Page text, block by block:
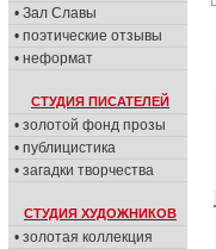
• Зал Славы
• поэтические отзывы
• неформат
СТУДИЯ ПИСАТЕЛЕЙ
• золотой фонд прозы
• публицистика
• загадки творчества
СТУДИЯ ХУДОЖНИКОВ
• золотая коллекция